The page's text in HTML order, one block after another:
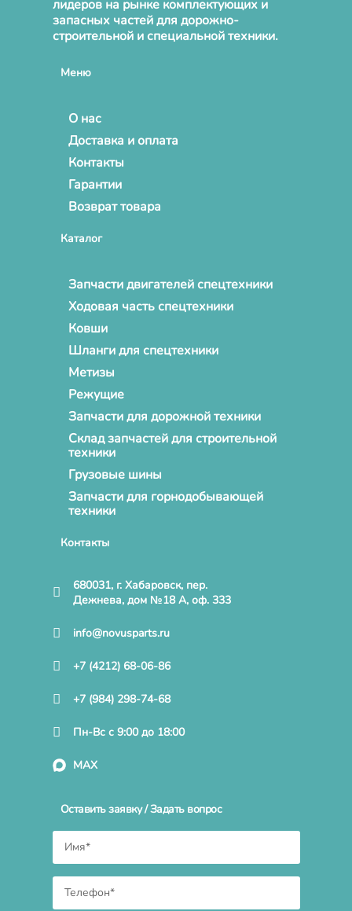
лидеров на рынке комплектующих и
запасных частей для дорожно-
строительной и специальной техники.
Меню
О нас
Доставка и оплата
Контакты
Гарантии
Возврат товара
Каталог
Запчасти двигателей спецтехники
Ходовая часть спецтехники
Ковши
Шланги для спецтехники
Метизы
Режущие
Запчасти для дорожной техники
Склад запчастей для строительной
техники
Грузовые шины
Запчасти для горнодобывающей
техники
Контакты
680031, г. Хабаровск, пер.
Дежнева, дом №18 А, оф. 333
info@novusparts.ru
+7 (4212) 68-06-86
+7 (984) 298-74-68
Пн-Вс с 9:00 до 18:00
MAX
Оставить заявку / Задать вопрос